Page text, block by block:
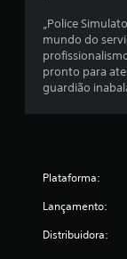
„Police
mundo do
pronto para
guardião
Plataforma:
Lançamento:
Distribuidora: